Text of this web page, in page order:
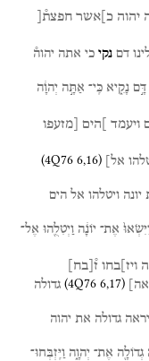
יהוה כ]אשר חפצת֯[
דם נקי כי אתה יהוה֯
דָּ֣ם נָקִ֑יא כִּֽי־ אַתָּ֣ה יְהוָ֔ה
ויעמד ]הים
[מזעפו
אל] (4Q76 6,16)
יונה ויטלהו אל הים
אֶת־ יוֹנָ֔ה וַיְטִלֻ֖הוּ אֶל־
ויז]בחו ז֯ בח
אה (4Q76 6,17)
גדולה
יראה גדולה את יהוה
גְדוֹלָ֖ה אֶת־ יְהוָ֑ה וַיִּֽזְבְּחוּ־